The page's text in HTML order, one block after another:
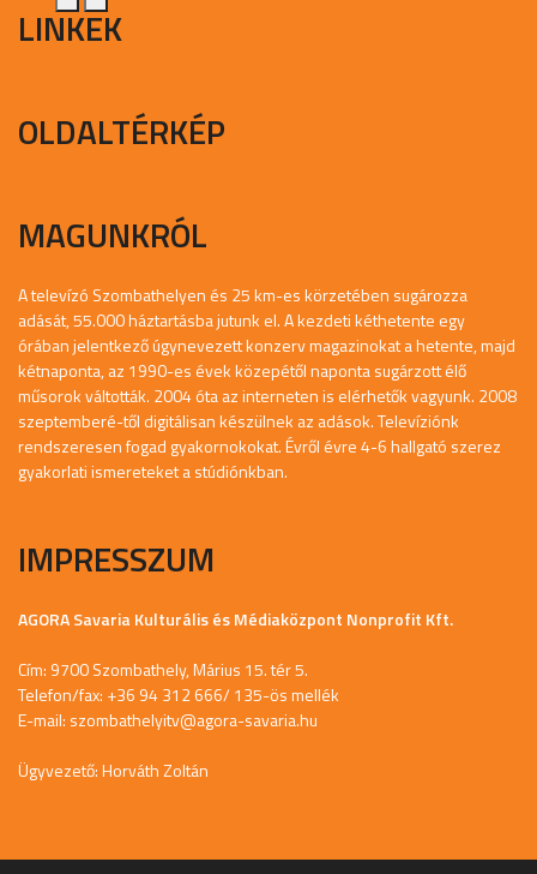
LINKEK
OLDALTÉRKÉP
MAGUNKRÓL
A televízó Szombathelyen és 25 km-es körzetében sugározza
adását, 55.000 háztartásba jutunk el. A kezdeti kéthetente egy
órában jelentkező úgynevezett konzerv magazinokat a hetente, majd
kétnaponta, az 1990-es évek közepétől naponta sugárzott élő
műsorok váltották. 2004 óta az interneten is elérhetők vagyunk. 2008
szeptemberé-től digitálisan készülnek az adások. Televíziónk
rendszeresen fogad gyakornokokat. Évről évre 4-6 hallgató szerez
gyakorlati ismereteket a stúdiónkban.
IMPRESSZUM
AGORA Savaria Kulturális és Médiaközpont Nonprofit Kft.
Cím: 9700 Szombathely, Márius 15. tér 5.
Telefon/fax: +36 94 312 666/ 135-ös mellék
E-mail: szombathelyitv@agora-savaria.hu
Ügyvezető: Horváth Zoltán